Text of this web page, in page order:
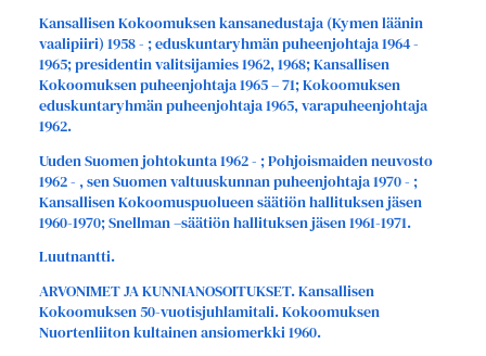
Kansallisen Kokoomuksen kansanedustaja (Kymen läänin
vaalipiiri) 1958 - ; eduskuntaryhmän puheenjohtaja 1964 -
1965; presidentin valitsijamies 1962, 1968; Kansallisen
Kokoomuksen puheenjohtaja 1965 – 71; Kokoomuksen
eduskuntaryhmän puheenjohtaja 1965, varapuheenjohtaja
1962.
Uuden Suomen johtokunta 1962 - ; Pohjoismaiden neuvosto
1962 - , sen Suomen valtuuskunnan puheenjohtaja 1970 - ;
Kansallisen Kokoomuspuolueen säätiön hallituksen jäsen
1960-1970; Snellman –säätiön hallituksen jäsen 1961-1971.
Luutnantti.
ARVONIMET JA KUNNIANOSOITUKSET. Kansallisen
Kokoomuksen 50-vuotisjuhlamitali. Kokoomuksen
Nuortenliiton kultainen ansiomerkki 1960.